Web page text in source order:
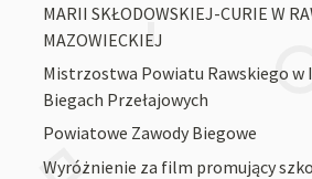
MARII SKŁODOWSKIEJ-CURIE W
MAZOWIECKIEJ
Mistrzostwa Powiatu Rawskiego w
Biegach Przełajowych
Powiatowe Zawody Biegowe
Wyróżnienie za film promujący